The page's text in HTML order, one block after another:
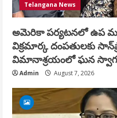
Telangana News
అమెరికా పర్యటనలో ఉప
విక్రమార్క దంపతులకు
విమానాశ్రయంలో ఘన
Admin August 7, 2026